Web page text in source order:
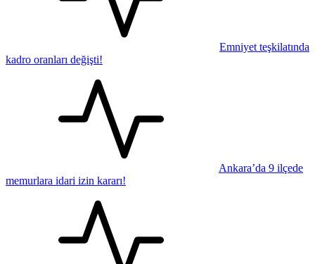
Emniyet teşkilatında
kadro oranları değişti!
Ankara’da 9 ilçede
memurlara idari izin kararı!